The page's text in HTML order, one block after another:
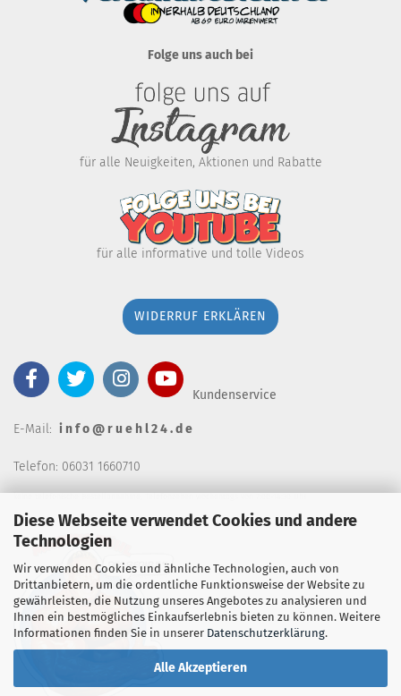
Diese Webseite verwendet Cookies und andere
Technologien
Wir verwenden Cookies und ähnliche Technologien, auch von
Drittanbietern, um die ordentliche Funktionsweise der Website zu
gewährleisten, die Nutzung unseres Angebotes zu analysieren und
Ihnen ein bestmögliches Einkaufserlebnis bieten zu können. Weitere
Informationen finden Sie in unserer Datenschutzerklärung.
Alle Akzeptieren
Folge uns auch bei
für alle Neuigkeiten, Aktionen und Rabatte
für alle informative und tolle Videos
WIDERRUF ERKLÄREN
Kundenservice
E-Mail: i n f o @ r u e h l 2 4 . d e
Telefon: 06031 1660710